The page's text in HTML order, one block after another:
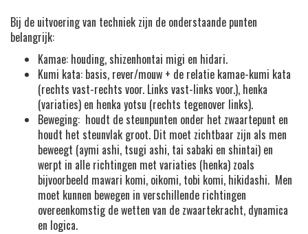
Bij de uitvoering van techniek zijn de onderstaande punten
belangrijk:
Kamae: houding, shizenhontai migi en hidari.
Kumi kata: basis, rever/mouw + de relatie kamae-kumi kata
(rechts vast-rechts voor. Links vast-links voor.), henka
(variaties) en henka yotsu (rechts tegenover links).
Beweging: houdt de steunpunten onder het zwaartepunt en
houdt het steunvlak groot. Dit moet zichtbaar zijn als men
beweegt (aymi ashi, tsugi ashi, tai sabaki en shintai) en
werpt in alle richtingen met variaties (henka) zoals
bijvoorbeeld mawari komi, oikomi, tobi komi, hikidashi. Men
moet kunnen bewegen in verschillende richtingen
overeenkomstig de wetten van de zwaartekracht, dynamica
en logica.